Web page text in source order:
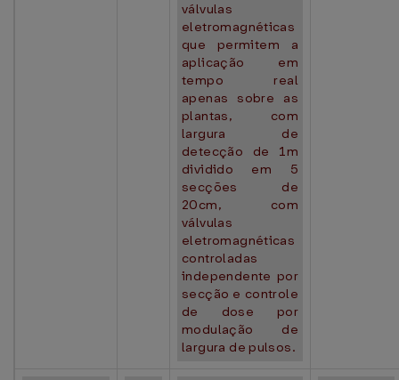
válvulas
eletromagnéticas
que permitem a
aplicação em
tempo real
apenas sobre as
plantas, com
largura de
detecção de 1m
dividido em 5
secções de
20cm, com
válvulas
eletromagnéticas
controladas
independente por
secção e controle
de dose por
modulação de
largura de pulsos.